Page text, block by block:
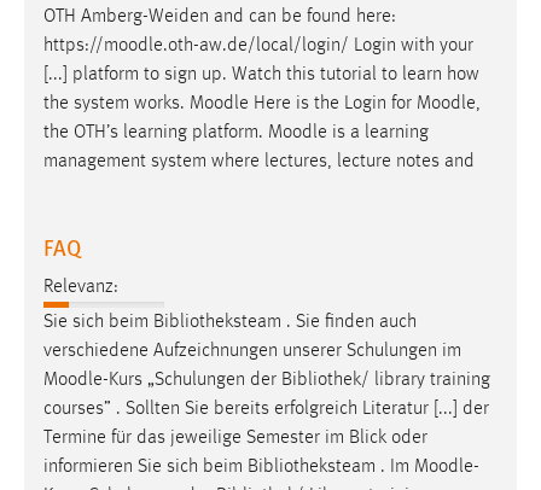
OTH Amberg-Weiden and can be found here:
https://moodle.oth-aw.de/local/login/ Login with your
[...] platform to sign up. Watch this tutorial to learn how
the system works. Moodle Here is the Login for Moodle,
the OTH’s learning platform. Moodle is a learning
management system where lectures, lecture notes and
FAQ
Relevanz:
Sie sich beim Bibliotheksteam . Sie finden auch
verschiedene Aufzeichnungen unserer Schulungen im
Moodle-Kurs „Schulungen der Bibliothek/ library training
courses” . Sollten Sie bereits erfolgreich Literatur [...] der
Termine für das jeweilige Semester im Blick oder
informieren Sie sich beim Bibliotheksteam . Im Moodle-